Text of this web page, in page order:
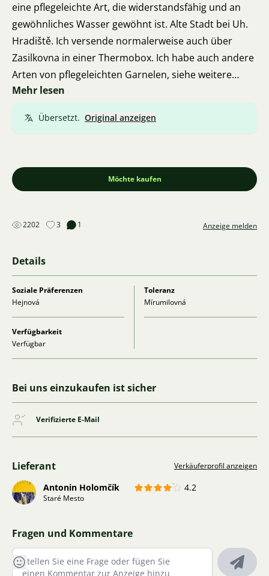
eine pflegeleichte Art, die widerstandsfähig und an
gewöhnliches Wasser gewöhnt ist. Alte Stadt bei Uh.
Hradiště. Ich versende normalerweise auch über
Zasilkovna in einer Thermobox. Ich habe auch andere
Arten von pflegeleichten Garnelen, siehe weitere
Anzeigen.
Mehr lesen
Übersetzt. Original anzeigen
Möchte kaufen
2202 3 1 Anzeige melden
Details
Soziale Präferenzen
Hejnová
Toleranz
Mírumilovná
Verfügbarkeit
Verfügbar
Bei uns einzukaufen ist sicher
Verifizierte E-Mail
Lieferant Verkäuferprofil anzeigen
Antonin Holomčík 4.2
Staré Mesto
Fragen und Kommentare